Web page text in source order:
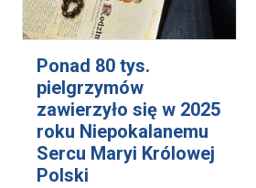
Ponad 80 tys.
pielgrzymów
zawierzyło się w 2025
roku Niepokalanemu
Sercu Maryi Królowej
Polski